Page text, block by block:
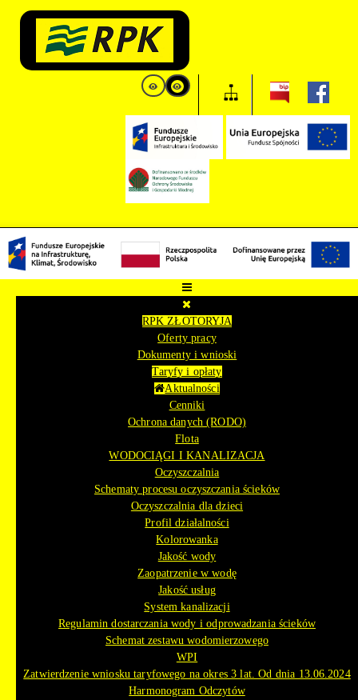
RPK ZŁOTORYJA
Oferty pracy
Dokumenty i wnioski
Taryfy i opłaty
Aktualności
Cenniki
Ochrona danych (RODO)
Flota
WODOCIĄGI I KANALIZACJA
Oczyszczalnia
Schematy procesu oczyszczania ścieków
Oczyszczalnia dla dzieci
Profil działalności
Kolorowanka
Jakość wody
Zaopatrzenie w wodę
Jakość usług
System kanalizacji
Regulamin dostarczania wody i odprowadzania ścieków
Schemat zestawu wodomierzowego
WPI
Zatwierdzenie wniosku taryfowego na okres 3 lat. Od dnia 13.06.2024
Harmonogram Odczytów